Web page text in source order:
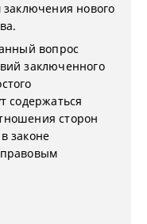
заключения нового
вопрос
заключенного
содержаться
сторон
законе